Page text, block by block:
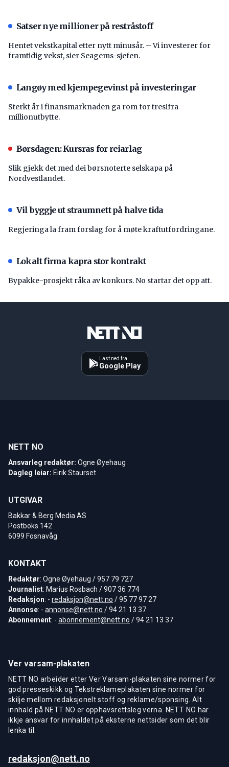
Satser nye millioner på restråstoff
Hentet vekstkapital etter nytt minusår. – Vi investerer for
framtidig vekst, sier Seagems-sjefen.
Langøy med kjempegevinst på investeringar
Sterkt år i finansmarknaden ga rom for tresifra
millionutbytte.
Børsdagen: Kursras for reiarlag
Slik gjekk det med dei børsnoterte selskapa på
Nordvestlandet.
Vil byggje ut straumnett på halve tida
Regjeringa la fram forslag for å møte kraftutfordringane.
Lokalt firma kapra stor kontrakt
Bypakke-prosjekt råka av konkurs. No startar det opp att.
Last ned fra
Google Play
NETT NO
Ansvarleg redaktør: Ogne Øyehaug
Dagleg leiar: Eirik Staurset
UTGIVAR
Bakkar & Berg Media AS
Postboks 142
6099 Fosnavåg
KONTAKT
Redaktør: Ogne Øyehaug / 957 79 727
Journalist: Marius Rosbach / 907 36 774
Redaksjon: - redaksjon@nett.no / 95 77 97 27
Annonse: - annonse@nett.no / 94 21 13 37
Abonnement: - abonnement@nett.no / 94 21 13 37
Ver varsam-plakaten
NETT NO arbeider etter Ver Varsam-plakaten sine normer for
god presseskikk og Tekstreklameplakaten sine normer for
skilje mellom redaksjonelt stoff og reklame/sponsing. Alt
innhald på NETT NO er opphavsrettsleg verna. NETT NO har
ikkje ansvar for innhaldet på eksterne nettsider som det blir
lenka til.
redaksjon@nett.no